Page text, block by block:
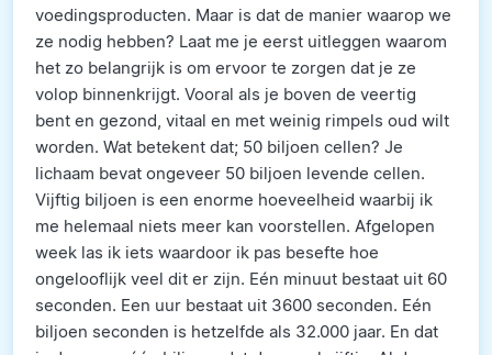
voedingsproducten. Maar is dat de manier waarop we
ze nodig hebben? Laat me je eerst uitleggen waarom
het zo belangrijk is om ervoor te zorgen dat je ze
volop binnenkrijgt. Vooral als je boven de veertig
bent en gezond, vitaal en met weinig rimpels oud wilt
worden. Wat betekent dat; 50 biljoen cellen? Je
lichaam bevat ongeveer 50 biljoen levende cellen.
Vijftig biljoen is een enorme hoeveelheid waarbij ik
me helemaal niets meer kan voorstellen. Afgelopen
week las ik iets waardoor ik pas besefte hoe
ongelooflijk veel dit er zijn. Eén minuut bestaat uit 60
seconden. Een uur bestaat uit 3600 seconden. Eén
biljoen seconden is hetzelfde als 32.000 jaar. En dat